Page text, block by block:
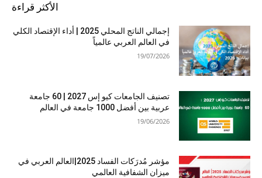
الأكثر قراءة
إجمالي الناتج المحلي 2025 | أداء الإقتصاد الكلي
في العالم العربي عالمياً
19/07/2026
تصنيف الجامعات كيو إس 2027 | 60 جامعة
عربية بين أفضل 1000 جامعة في العالم
19/06/2026
مؤشر مُدرَكات الفساد 2025|العالم العربي في
ميزان الشفافية العالمي